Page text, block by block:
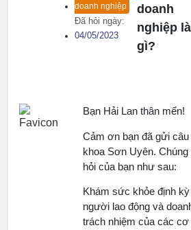
doanh nghiệp
Đã hỏi ngày:
04/05/2023
doanh
nghiệp là
gì?
Bạn Hải Lan thân mến!
Cảm ơn bạn đã gửi
khoa Sơn Uyên.
hỏi của bạn như sau:
Khám sức khỏe định
người lao động và
trách nhiệm của các cơ